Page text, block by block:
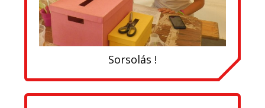
Sorsolás !